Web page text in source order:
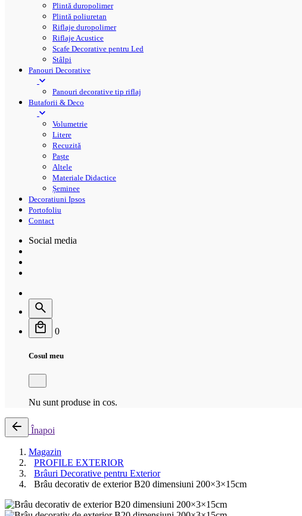
Plintă duropolimer
Plintă poliuretan
Riflaje duropolimer
Riflaje Acustice
Scafe Decorative pentru Led
Stâlpi
Panouri Decorative
Panouri decorative tip riflaj
Butaforii & Deco
Volumetrie
Litere
Recuzită
Paște
Altele
Materiale Didactice
Șeminee
Decoratiuni Ipsos
Portofoliu
Contact
Social media
0
Cosul meu
Nu sunt produse in cos.
Înapoi
Magazin
PROFILE EXTERIOR
Brâuri Decorative pentru Exterior
Brâu decorativ de exterior B20 dimensiuni 200×3×15cm